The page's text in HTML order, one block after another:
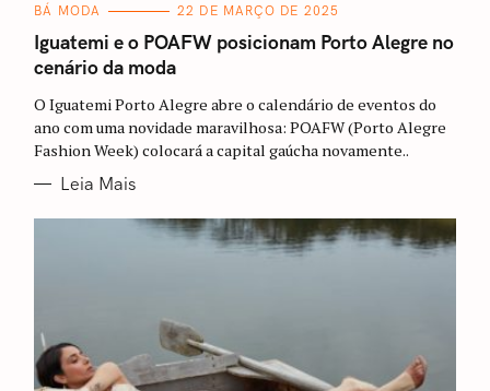
C
T
E
G
I
A
S
BÁ MODA 22 DE MARÇO DE 2025
Iguatemi e o POAFW posicionam Porto Alegre no
cenário da moda
O Iguatemi Porto Alegre abre o calendário de eventos do
ano com uma novidade maravilhosa: POAFW (Porto Alegre
Fashion Week) colocará a capital gaúcha novamente..
Leia Mais